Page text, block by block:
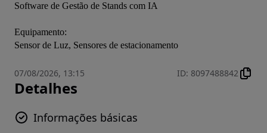
Software de Gestão de Stands com IA
Equipamento:
Sensor de Luz, Sensores de estacionamento
07/08/2026, 13:15 ID: 8097488842
Detalhes
Informações básicas